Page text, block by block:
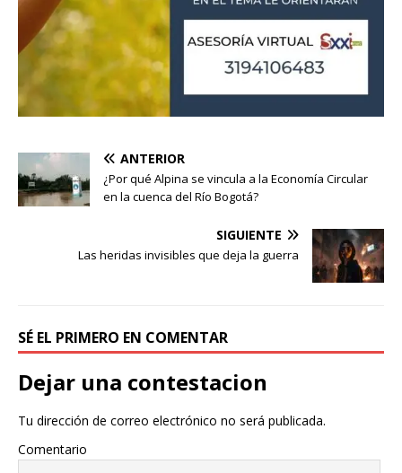
ANTERIOR
¿Por qué Alpina se vincula a la Economía Circular
en la cuenca del Río Bogotá?
SIGUIENTE
Las heridas invisibles que deja la guerra
SÉ EL PRIMERO EN COMENTAR
Dejar una contestacion
Tu dirección de correo electrónico no será publicada.
Comentario